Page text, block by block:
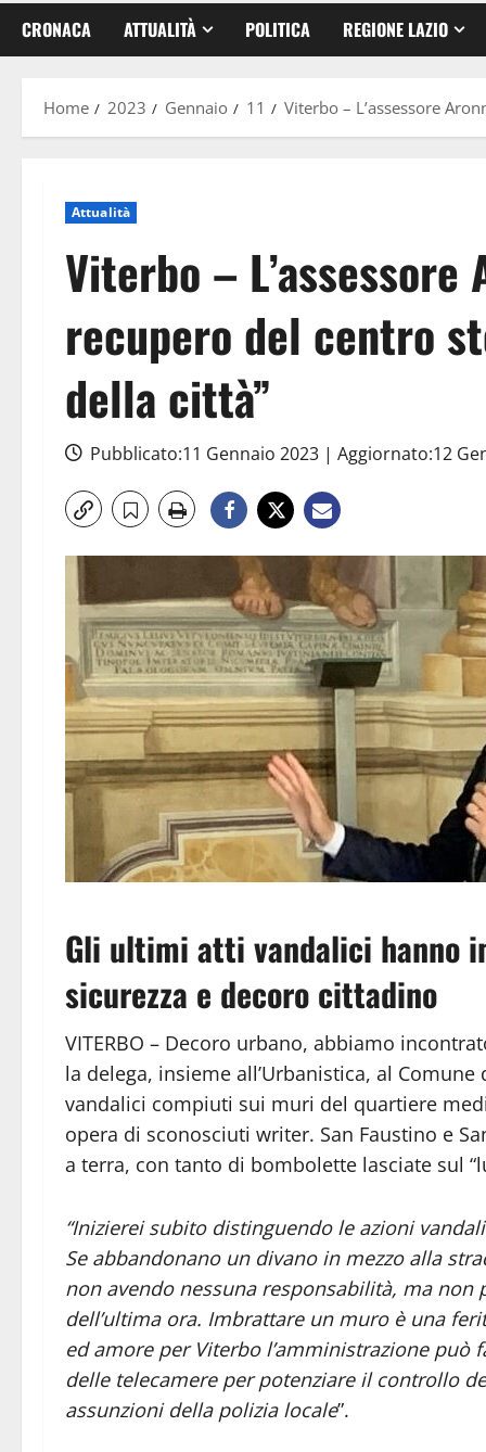
CRONACA ATTUALITÀ POLITICA REGIONE LAZIO
Home 2023 Gennaio 11 Viterbo – L’assessore
Attualità
Viterbo –
recupero del centro
della città”
Pubblicato:11 Gennaio 2023 | Aggiornato:12
Gli ultimi atti vandalici hanno
sicurezza e decoro cittadino
VITERBO – Decoro urbano, abbiamo
la delega, insieme all’Urbanistica, al
vandalici compiuti sui muri del quartiere
opera di sconosciuti writer. San Faustino e
a terra, con tanto di bombolette lasciate sul
“Inizierei subito distinguendo le azioni
Se abbandonano un divano in mezzo alla
non avendo nessuna responsabilità, ma
dell’ultima ora. Imbrattare un muro è una
ed amore per Viterbo l’amministrazione
delle telecamere per potenziare il controllo
assunzioni della polizia locale”.